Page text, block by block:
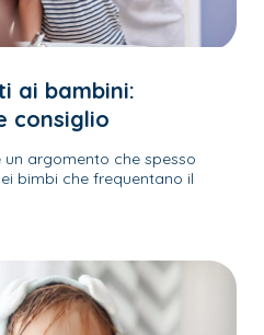
ai bambini:
consiglio
argomento che spesso
bimbi che frequentano il